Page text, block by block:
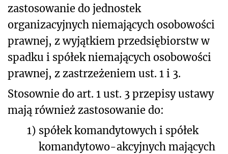
zastosowanie do jednostek
organizacyjnych niemających osobowości
prawnej, z wyjątkiem przedsiębiorstw w
spadku i spółek niemających osobowości
prawnej, z zastrzeżeniem ust. 1 i 3.
Stosownie do art. 1 ust. 3 przepisy ustawy
mają również zastosowanie do:
1) spółek komandytowych i spółek
komandytowo-akcyjnych mających